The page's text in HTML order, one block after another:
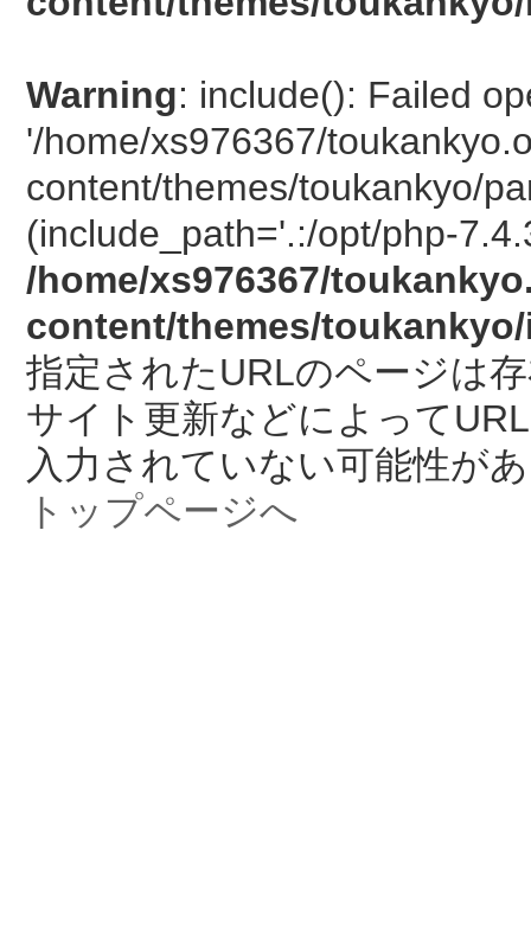
Warning: include(): Failed
'/home/xs976367/
content/themes/toukankyo/
(include_path='.:/opt/php-
/home/xs976367/
content/themes/
指定されたURLのページは
サイト更新などによって
入力されていない可能性が
トップページへ